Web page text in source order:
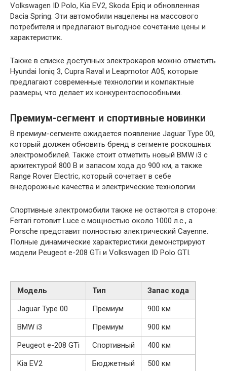
Volkswagen ID Polo, Kia EV2, Skoda Epiq и обновленная
Dacia Spring. Эти автомобили нацелены на массового
потребителя и предлагают выгодное сочетание цены и
характеристик.
Также в списке доступных электрокаров можно отметить
Hyundai Ioniq 3, Cupra Raval и Leapmotor A05, которые
предлагают современные технологии и компактные
размеры, что делает их конкурентоспособными.
Премиум-сегмент и спортивные новинки
В премиум-сегменте ожидается появление Jaguar Type 00,
который должен обновить бренд в сегменте роскошных
электромобилей. Также стоит отметить новый BMW i3 с
архитектурой 800 В и запасом хода до 900 км, а также
Range Rover Electric, который сочетает в себе
внедорожные качества и электрические технологии.
Спортивные электромобили также не остаются в стороне:
Ferrari готовит Luce с мощностью около 1000 л.с., а
Porsche представит полностью электрический Cayenne.
Полные динамические характеристики демонстрируют
модели Peugeot e-208 GTi и Volkswagen ID Polo GTI.
Модель Тип
Запас хода
Jaguar Type 00
Премиум
900 км
BMW i3
Премиум
900 км
Peugeot e-208 GTi
Спортивный
400 км
Kia EV2
Бюджетный 500 км